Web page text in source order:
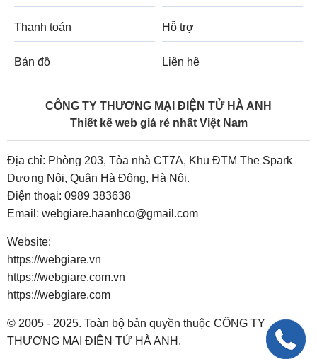
Thanh toán Hỗ trợ
Bản đồ Liên hệ
CÔNG TY THƯƠNG MẠI ĐIỆN TỬ HÀ ANH
Thiết kế web giá rẻ nhất Việt Nam
Địa chỉ: Phòng 203, Tòa nhà CT7A, Khu ĐTM The Spark
Dương Nội, Quận Hà Đông, Hà Nội.
Điện thoại: 0989 383638
Email: webgiare.haanhco@gmail.com
Website:
https://webgiare.vn
https://webgiare.com.vn
https://webgiare.com
© 2005 - 2025. Toàn bộ bản quyền thuộc CÔNG TY
THƯƠNG MẠI ĐIỆN TỬ HÀ ANH.